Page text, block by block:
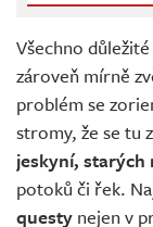
Všechno
zároveň mírně
problém se
stromy, že se tu
jeskyní,
potoků či řek.
questy nejen v